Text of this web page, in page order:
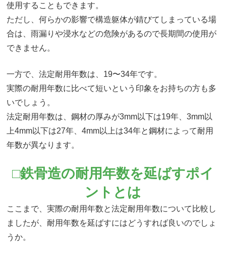
使用することもできます。
ただし、何らかの影響で構造躯体が錆びてしまっている場
合は、雨漏りや浸水などの危険があるので長期間の使用が
できません。
一方で、法定耐用年数は、19〜34年です。
実際の耐用年数に比べて短いという印象をお持ちの方も多
いでしょう。
法定耐用年数は、鋼材の厚みが3mm以下は19年、3mm以
上4mm以下は27年、4mm以上は34年と鋼材によって耐用
年数が異なります。
□鉄骨造の耐用年数を延ばすポイ
ントとは
ここまで、実際の耐用年数と法定耐用年数について比較し
ましたが、耐用年数を延ばすにはどうすれば良いのでしょ
うか。